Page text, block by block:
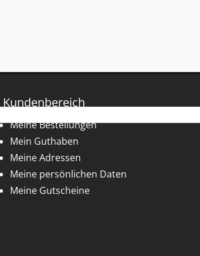
Kundenbereich
Meine Bestellungen
Mein Guthaben
Meine Adressen
Meine persönlichen Daten
Meine Gutscheine